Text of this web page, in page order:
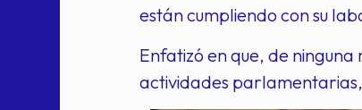
están cumpliendo con su
Enfatizó en que, de
actividades